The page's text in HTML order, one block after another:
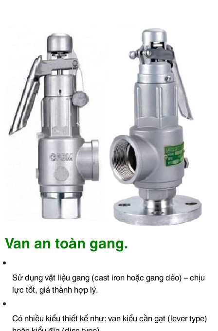
Van an toàn gang.
Sử dụng vật liệu gang (cast iron hoặc gang dẻo) – chịu
lực tốt, giá thành hợp lý.
Có nhiều kiểu thiết kế như: van kiểu cần gạt (lever type)